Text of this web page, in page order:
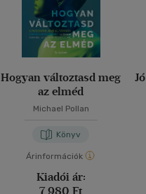
Hogyan változtasd meg
az elméd
Michael Pollan
Könyv
Árinformációk
Kiadói ár:
7 980 Ft